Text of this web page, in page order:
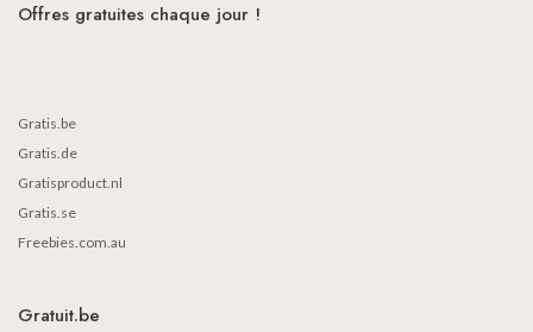
Offres gratuites chaque jour !
Gratis.be
Gratis.de
Gratisproduct.nl
Gratis.se
Freebies.com.au
Gratuit.be